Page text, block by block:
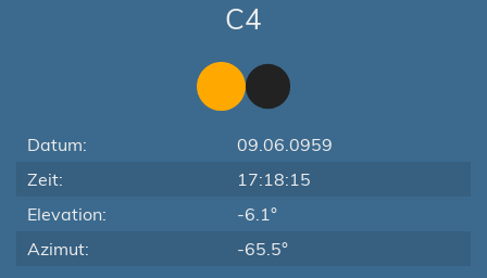
C4
Datum:
09.06.0959
Zeit:
17:18:15
Elevation:
-6.1°
Azimut:
-65.5°